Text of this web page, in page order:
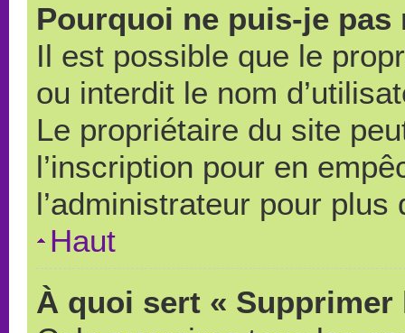
Pourquoi ne puis-je pas
Il est possible que le
ou interdit le nom
Le propriétaire du site
l’inscription pour en
l’administrateur pour
Haut
À quoi sert «